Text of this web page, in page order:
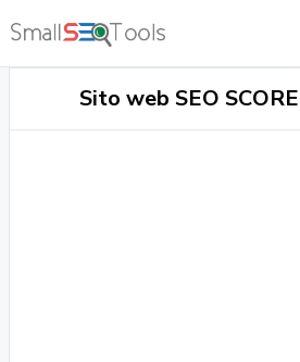
Sito web SEO